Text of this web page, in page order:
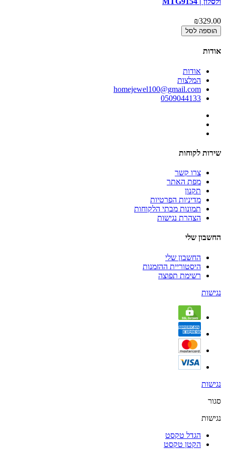
₪329.00
הוספה לסל
אודות
אודות
המלצות
homejewel100@gmail.com
0509044133
שירות לקוחות
צרו קשר
מפת האתר
תקנון
מדיניות הפרטיות
תמונות מבתי הלקוחות
הצהרת נגישות
החשבון שלי
החשבון שלי
היסטוריית ההזמנות
רשימת תפוצה
נגישות
נגישות
סגור
נגישות
הגדל טקסט
הקטן טקסט